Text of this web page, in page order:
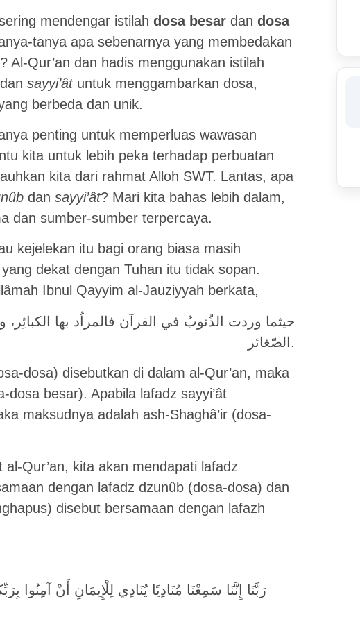
mendengar istilah dosa besar dan dosa
tanya apa sebenarnya yang membedakan
Al-Qur’an dan hadis menggunakan istilah
dan sayyi’âtuntuk menggambarkan dosa,
berbeda dan unik.
penting untuk memperluas wawasan
kita untuk lebih peka terhadap perbuatan
kita dari rahmat Alloh SWT. Lantas, apa
dan sayyi’ât? Mari kita bahas lebih dalam,
dan sumber-sumber terpercaya.
kejelekan itu bagi orang biasa masih
dekat dengan Tuhan itu tidak sopan.
Ibnul Qayyim al-Jauziyyah berkata,
ﺣﻴﺜﻤﺎ ﻭﺭﺩﺕ ﺍﻟﺬّﻧﻮﺏُ ﻓﻲ ﺍﻟﻘﺮﺁﻥ ﻓﺎﻟﻤﺮﺍُﺩ ﺑﻬﺎ ﺍﻟﻜﺒﺎﺋِﺮ،
ﺍﻟﺼّﻐﺎﺋﺮ.
dosa) disebutkan di dalam al-Qur’an, maka
dosa besar). Apabila lafadz sayyi’ât
maksudnya adalah ash-Shaghâ’ir (dosa-
Qur’an, kita akan mendapati lafadz
dengan lafadz dzunûb (dosa-dosa) dan
disebut bersamaan dengan lafazh
رَبَّنَا إِنَّنَا سَمِعْنَا مُنَادِيًا يُنَادِي لِلْإِيمَانِ أَنْ آمِنُوا